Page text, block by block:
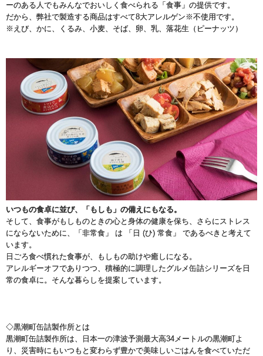
ーのある人でもみんなでおいしく食べられる「食事」の提供です。
だから、弊社で製造する商品はすべて8大アレルゲン※不使用です。
※えび、かに、くるみ、小麦、そば、卵、乳、落花生（ピーナッツ）
いつもの食卓に並び、「もしも」の備えにもなる。
そして、食事がもしものときの心と身体の健康を保ち、さらにストレス
にならないために、「非常食」 は 「日 (ひ) 常食」 であるべきと考えて
います。
日ごろ食べ慣れた食事が、もしもの助けや癒しになる。
アレルギーオフでありつつ、積極的に調理したグルメ缶詰シリーズを日
常の食卓に。そんな暮らしを提案しています。
◇黒潮町缶詰製作所とは
黒潮町缶詰製作所は、日本一の津波予測最大高34メートルの黒潮町よ
り、災害時にもいつもと変わらず豊かで美味しいごはんを食べていただ